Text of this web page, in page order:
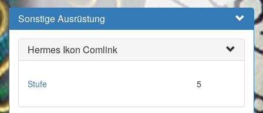
Sonstige Ausrüstung
Hermes Ikon Comlink
Stufe 5